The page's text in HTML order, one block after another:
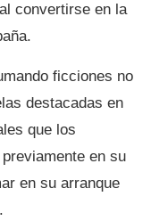
convertirse en la
ficciones no
destacadas en
que los
en su
en su arranque
.